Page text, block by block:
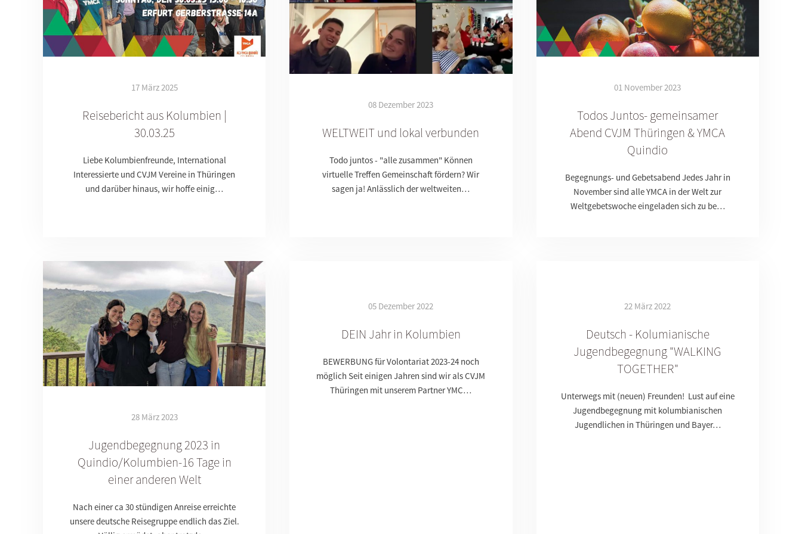
17 März 2025
Reisebericht aus Kolumbien |
30.03.25
Liebe Kolumbienfreunde, International
Interessierte und CVJM Vereine in Thüringen
und darüber hinaus, wir hoffe einig…
08 Dezember 2023
WELTWEIT und lokal verbunden
Todo juntos - "alle zusammen" Können
virtuelle Treffen Gemeinschaft fördern? Wir
sagen ja! Anlässlich der weltweiten…
01 November 2023
Todos Juntos- gemeinsamer
Abend CVJM Thüringen & YMCA
Quindio
Begegnungs- und Gebetsabend Jedes Jahr in
November sind alle YMCA in der Welt zur
Weltgebetswoche eingeladen sich zu be…
28 März 2023
Jugendbegegnung 2023 in
Quindio/Kolumbien-16 Tage in
einer anderen Welt
Nach einer ca 30 stündigen Anreise erreichte
unsere deutsche Reisegruppe endlich das Ziel.
05 Dezember 2022
DEIN Jahr in Kolumbien
BEWERBUNG für Volontariat 2023-24 noch
möglich Seit einigen Jahren sind wir als CVJM
Thüringen mit unserem Partner YMC…
22 März 2022
Deutsch - Kolumianische
Jugendbegegnung "WALKING
TOGETHER"
Unterwegs mit (neuen) Freunden! Lust auf eine
Jugendbegegnung mit kolumbianischen
Jugendlichen in Thüringen und Bayer…